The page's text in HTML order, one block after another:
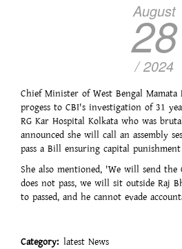
August
28
/ 2024
Chief Minister of West Bengal
progess to CBI's investigation of 31
RG Kar Hospital Kolkata who was
announced she will call an assembly
pass a Bill ensuring capital
She also mentioned, 'We will send
does not pass, we will sit outside Raj
to passed, and he cannot evade
Category latest News